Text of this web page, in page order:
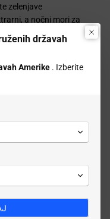
zelenjave
a nočni mori za
ponavadi ovije okoli
zamaši sokovnik.
in optimizirani zasnovi
špinačo in drugo
sredi stiskanja, da bi
državah
Amerike . Izberite